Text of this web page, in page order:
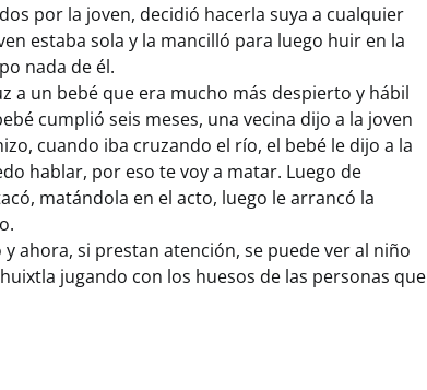
por la joven, decidió hacerla suya a cualquier
estaba sola y la mancilló para luego huir en la
nada de él.
a un bebé que era mucho más despierto y hábil
cumplió seis meses, una vecina dijo a la joven
cuando iba cruzando el río, el bebé le dijo a la
hablar, por eso te voy a matar. Luego de
matándola en el acto, luego le arrancó la
ahora, si prestan atención, se puede ver al niño
jugando con los huesos de las personas que